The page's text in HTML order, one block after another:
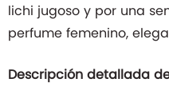
lichi jugoso y por una
perfume femenino,
Descripción detallada